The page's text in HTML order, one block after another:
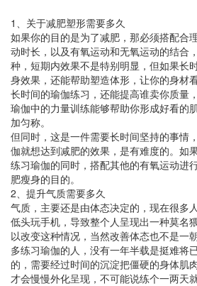
1、关于减肥塑形需要多久
如果你的目的是为了减肥，那必须搭配合
动时长，以及有氧运动和无氧运动的结合
种，短期内效果不是特别明显，但如果长
身效果，还能帮助塑造体形，让你的身材
长时间的瑜伽练习，还能提高谁卖你质量
瑜伽中的力量训练能够帮助你形成好看的
加匀称。
但同时，这是一件需要长时间坚持的事情
伽就想达到减肥的效果，是有难度的。如
练习瑜伽的同时，搭配其他的有氧运动进
肥瘦身的目的。
2、提升气质需要多久
气质，主要还是由体态决定的，现在很多
低头玩手机，导致整个人呈现出一种莫名
以改变这种情况，当然改善体态也不是一
多练习瑜伽的人，没有一年半载是挺难将
的，需要经过时间的沉淀把僵硬的身体肌
才会慢慢外化呈现，不可能说练个一两天